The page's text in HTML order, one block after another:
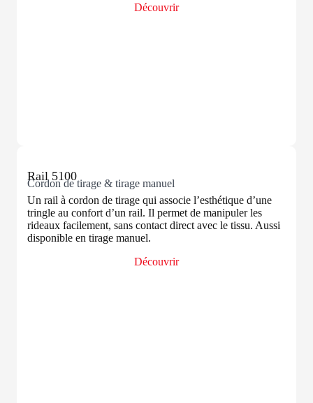
Découvrir
Cordon de tirage & tirage manuel
Rail 5100
Un rail à cordon de tirage qui associe l’esthétique d’une
tringle au confort d’un rail. Il permet de manipuler les
rideaux facilement, sans contact direct avec le tissu. Aussi
disponible en tirage manuel.
Découvrir